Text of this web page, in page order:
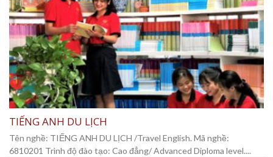
TIẾNG ANH DU LỊCH
Tên nghề: TIẾNG ANH DU LỊCH /Travel English. Mã nghề:
6810201 Trình độ đào tạo: Cao đẳng/ Advanced Diploma level....